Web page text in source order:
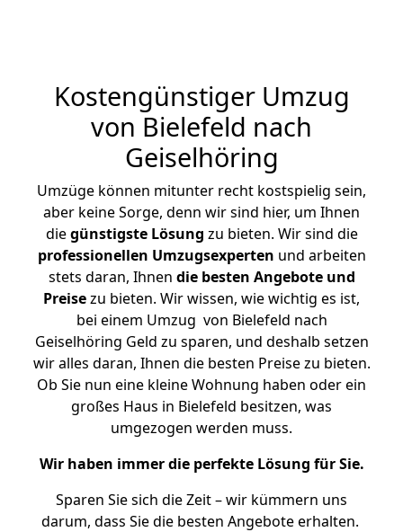
Kostengünstiger Umzug
von Bielefeld nach
Geiselhöring
Umzüge können mitunter recht kostspielig sein,
aber keine Sorge, denn wir sind hier, um Ihnen
diegünstigste Lösung zu bieten. Wir sind die
professionellen Umzugsexperten und arbeiten
stets daran, Ihnen die besten Angebote und
Preisezu bieten. Wir wissen, wie wichtig es ist,
bei einem Umzug von Bielefeld nach
Geiselhöring Geld zu sparen, und deshalb setzen
wir alles daran, Ihnen die besten Preise zu bieten.
Ob Sie nun eine kleine Wohnung haben oder ein
großes Haus in Bielefeld besitzen, was
umgezogen werden muss.
Wir haben immer die perfekte Lösung für Sie.
Sparen Sie sich die Zeit – wir kümmern uns
darum, dass Sie die besten Angebote erhalten.